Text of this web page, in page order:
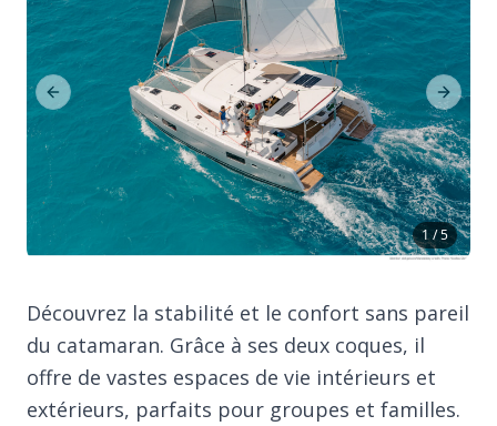
1 / 5
Previous Slide Next
Découvrez la stabilité et le confort sans pareil
du catamaran. Grâce à ses deux coques, il
offre de vastes espaces de vie intérieurs et
extérieurs, parfaits pour groupes et familles.